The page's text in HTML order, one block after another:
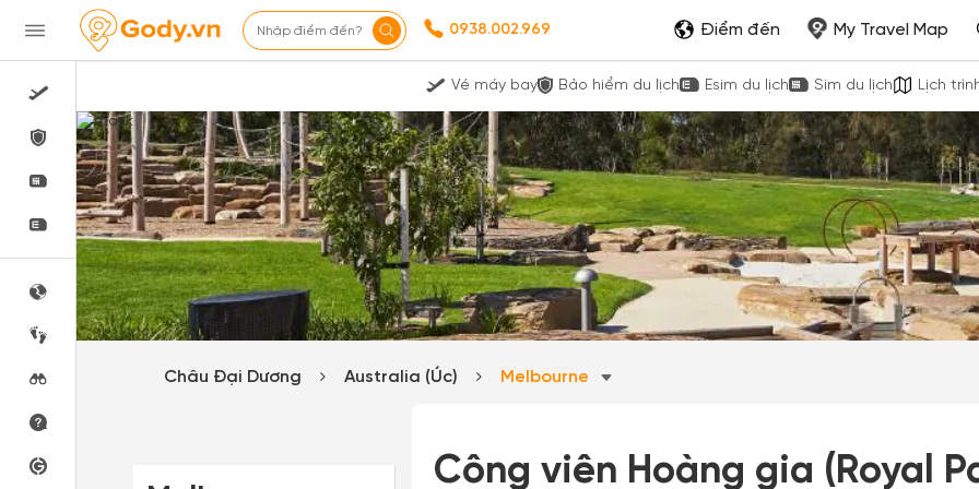
Nhập điểm đến? 0938.002.969 Điểm đến My Travel Map
Vé máy bay Bảo hiểm du lịch Esim du lịch Sim du lịch Lịch
Châu Đại Dương Australia (Úc) Melbourne
Công viên Hoàng gia (Royal